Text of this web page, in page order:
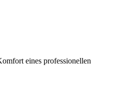
eines professionellen